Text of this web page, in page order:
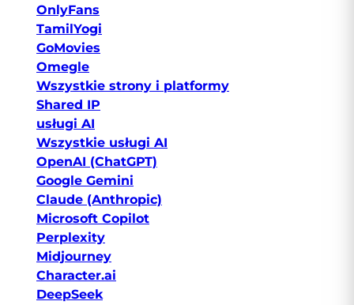
OnlyFans
TamilYogi
GoMovies
Omegle
Wszystkie strony i platformy
Shared IP
usługi AI
Wszystkie usługi AI
OpenAI (ChatGPT)
Google Gemini
Claude (Anthropic)
Microsoft Copilot
Perplexity
Midjourney
Character.ai
DeepSeek